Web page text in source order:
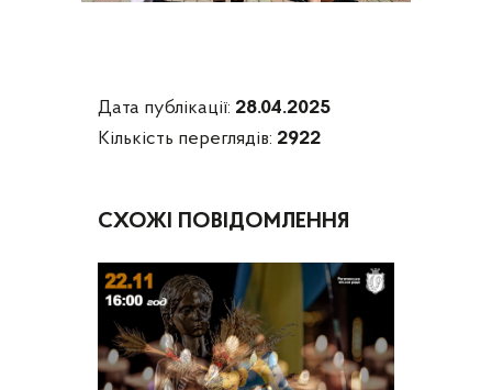
Дата публікації: 28.04.2025
Кількість переглядів: 2922
СХОЖІ ПОВІДОМЛЕННЯ